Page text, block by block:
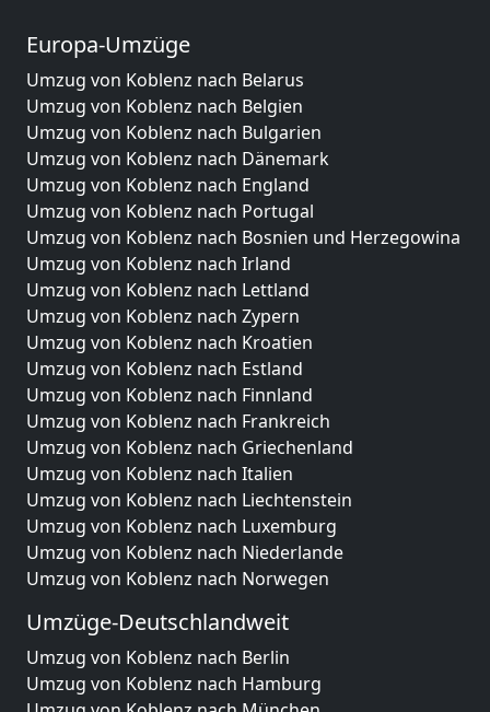
Europa-Umzüge
Umzug von Koblenz nach Belarus
Umzug von Koblenz nach Belgien
Umzug von Koblenz nach Bulgarien
Umzug von Koblenz nach Dänemark
Umzug von Koblenz nach England
Umzug von Koblenz nach Portugal
Umzug von Koblenz nach Bosnien und Herzegowina
Umzug von Koblenz nach Irland
Umzug von Koblenz nach Lettland
Umzug von Koblenz nach Zypern
Umzug von Koblenz nach Kroatien
Umzug von Koblenz nach Estland
Umzug von Koblenz nach Finnland
Umzug von Koblenz nach Frankreich
Umzug von Koblenz nach Griechenland
Umzug von Koblenz nach Italien
Umzug von Koblenz nach Liechtenstein
Umzug von Koblenz nach Luxemburg
Umzug von Koblenz nach Niederlande
Umzug von Koblenz nach Norwegen
Umzüge-Deutschlandweit
Umzug von Koblenz nach Berlin
Umzug von Koblenz nach Hamburg